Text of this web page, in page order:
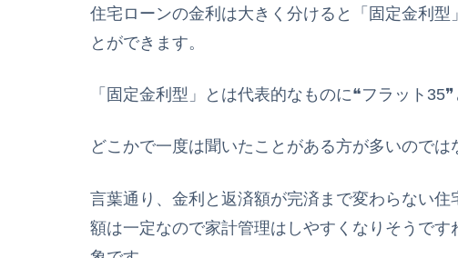
住宅ローンの金利は大きく分けると「固定金利
とができます。
「固定金利型」とは代表的なものに❝フラット
どこかで一度は聞いたことがある方が多いのでは
言葉通り、金利と返済額が完済まで変わらない
額は一定なので家計管理はしやすくなりそうで